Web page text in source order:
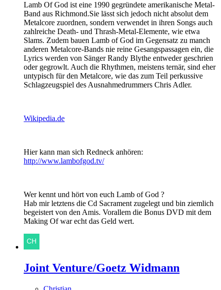
Lamb Of God ist eine 1990 gegründete amerikanische Metal-
Band aus Richmond.Sie lässt sich jedoch nicht absolut dem
Metalcore zuordnen, sondern verwendet in ihren Songs auch
zahlreiche Death- und Thrash-Metal-Elemente, wie etwa
Slams. Zudem bauen Lamb of God im Gegensatz zu manch
anderen Metalcore-Bands nie reine Gesangspassagen ein, die
Lyrics werden von Sänger Randy Blythe entweder geschrien
oder gegrowlt. Auch die Rhythmen, meistens ternär, sind eher
untypisch für den Metalcore, wie das zum Teil perkussive
Schlagzeugspiel des Ausnahmedrummers Chris Adler.
Wikipedia.de
Hier kann man sich Redneck anhören:
http://www.lambofgod.tv/
Wer kennt und hört von euch Lamb of God ?
Hab mir letztens die Cd Sacrament zugelegt und bin ziemlich
begeistert von den Amis. Vorallem die Bonus DVD mit dem
Making Of war echt das Geld wert.
Joint Venture/Goetz Widmann